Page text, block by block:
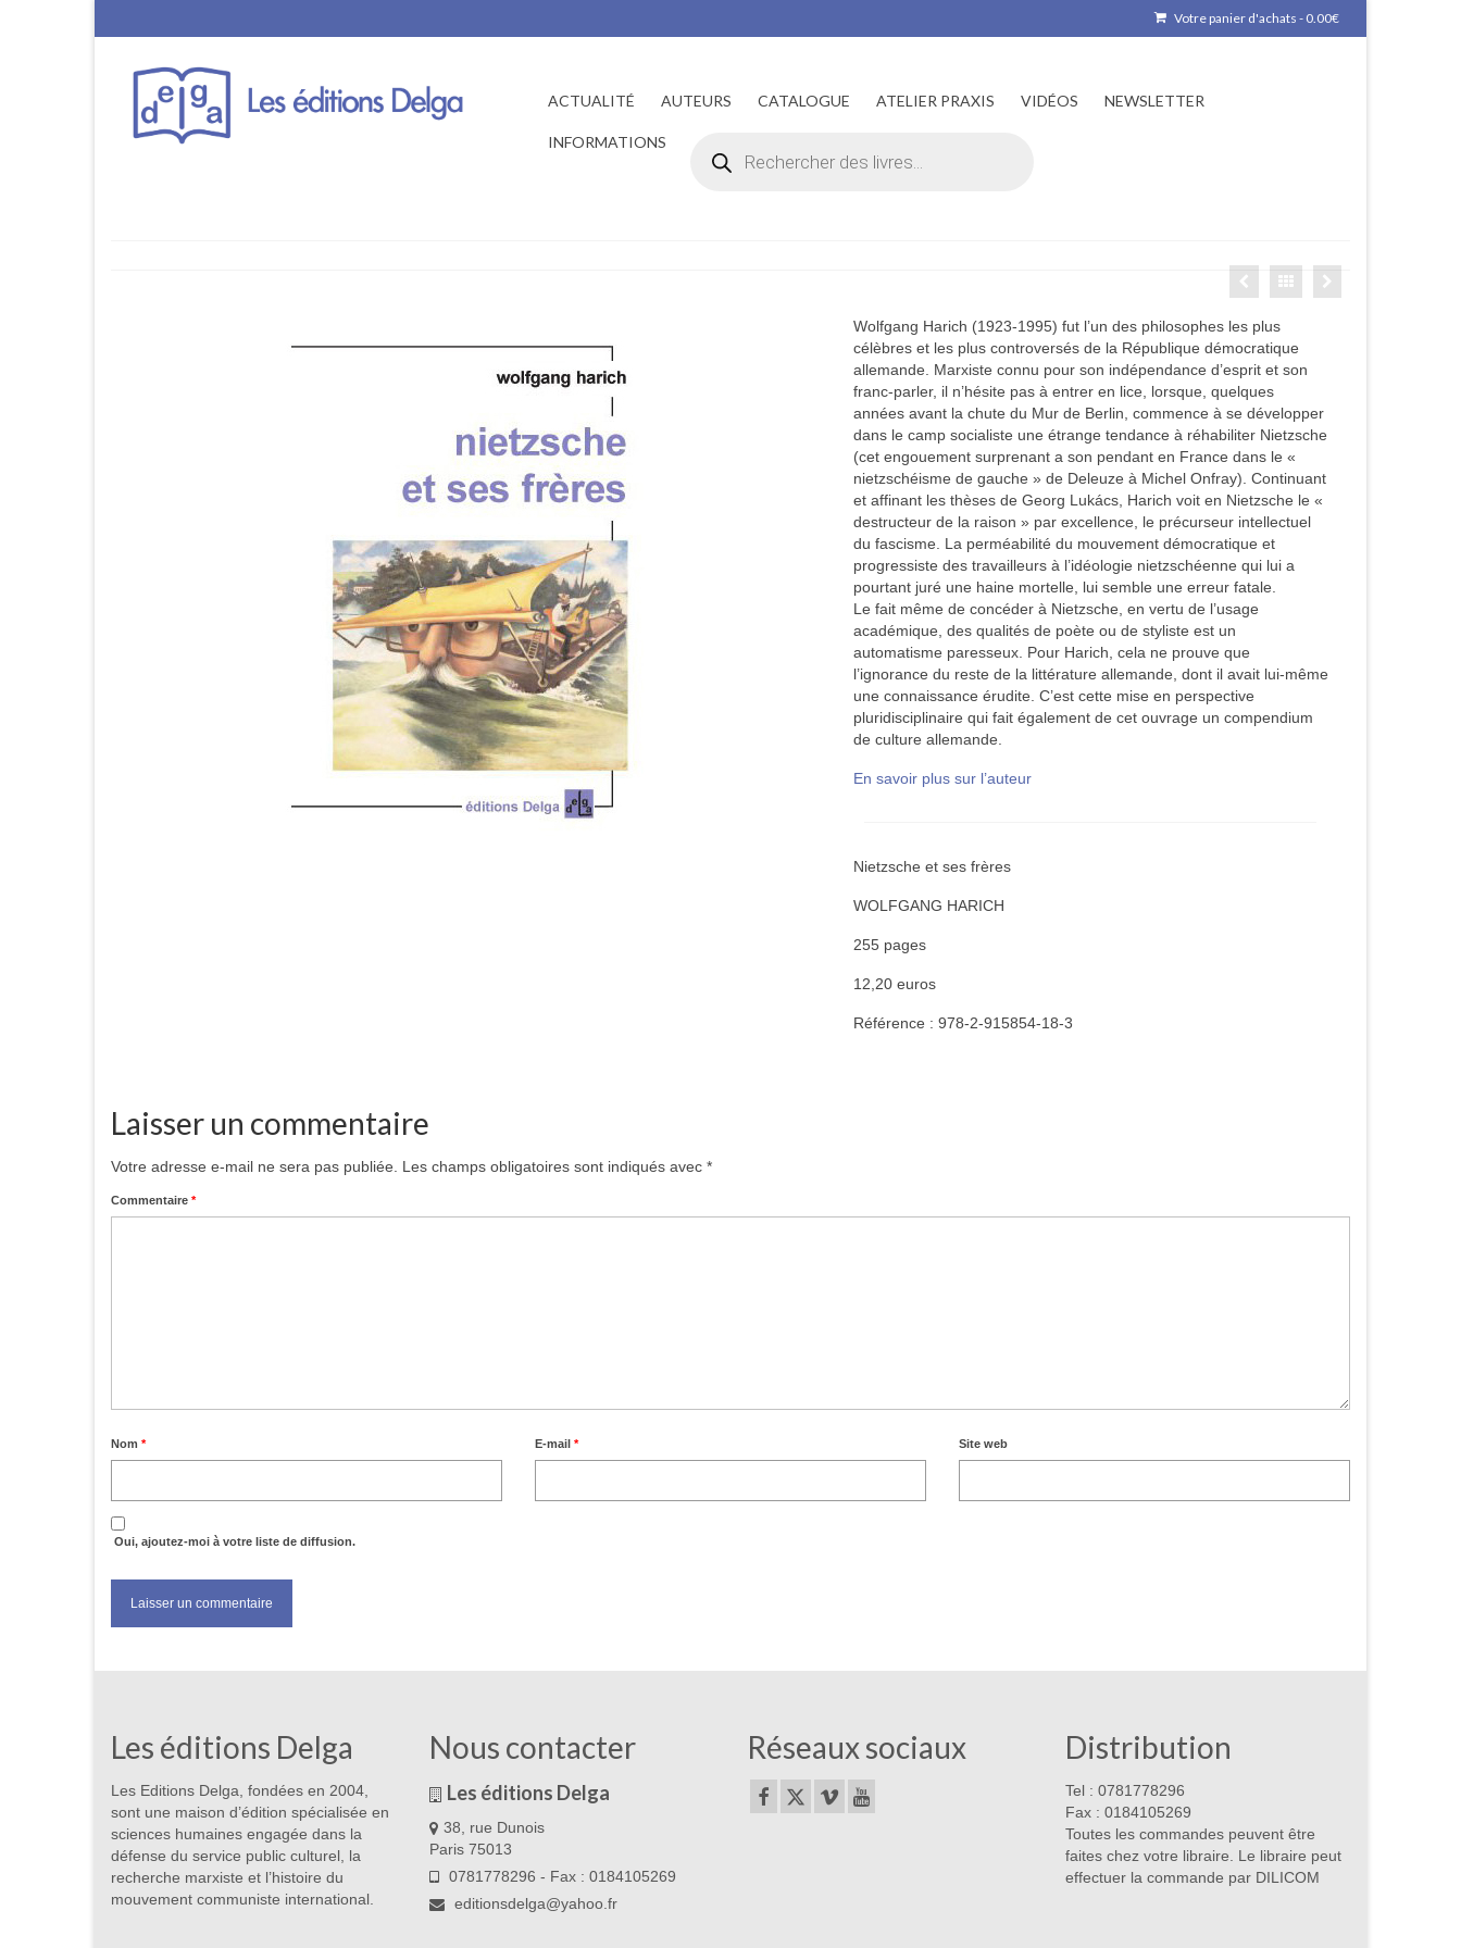
Votre panier d'achats - 0.00€
ACTUALITÉ AUTEURS CATALOGUE ATELIER PRAXIS VIDÉOS NEWSLETTER
INFORMATIONS
produits
Wolfgang Harich (1923-1995) fut l’un des philosophes les plus
célèbres et les plus controversés de la République démocratique
allemande. Marxiste connu pour son indépendance d’esprit et son
franc-parler, il n’hésite pas à entrer en lice, lorsque, quelques
années avant la chute du Mur de Berlin, commence à se développer
dans le camp socialiste une étrange tendance à réhabiliter Nietzsche
(cet engouement surprenant a son pendant en France dans le «
nietzschéisme de gauche » de Deleuze à Michel Onfray). Continuant
et affinant les thèses de Georg Lukács, Harich voit en Nietzsche le «
destructeur de la raison » par excellence, le précurseur intellectuel
du fascisme. La perméabilité du mouvement démocratique et
progressiste des travailleurs à l’idéologie nietzschéenne qui lui a
pourtant juré une haine mortelle, lui semble une erreur fatale.
Le fait même de concéder à Nietzsche, en vertu de l’usage
académique, des qualités de poète ou de styliste est un
automatisme paresseux. Pour Harich, cela ne prouve que
l’ignorance du reste de la littérature allemande, dont il avait lui-même
une connaissance érudite. C’est cette mise en perspective
pluridisciplinaire qui fait également de cet ouvrage un compendium
de culture allemande.
En savoir plus sur l’auteur
Nietzsche et ses frères
WOLFGANG HARICH
255 pages
12,20 euros
Référence : 978-2-915854-18-3
Laisser un commentaire
Votre adresse e-mail ne sera pas publiée. Les champs obligatoires sont indiqués avec *
Commentaire *
Nom * E-mail * Site web
Oui, ajoutez-moi à votre liste de diffusion.
Les éditions Delga
Les Editions Delga, fondées en 2004,
sont une maison d’édition spécialisée en
sciences humaines engagée dans la
défense du service public culturel, la
recherche marxiste et l’histoire du
mouvement communiste international.
Nous contacter
Les éditions Delga
38, rue Dunois
Paris 75013
0781778296 - Fax : 0184105269
editionsdelga@yahoo.fr
Réseaux sociaux Distribution
Tel : 0781778296
Fax : 0184105269
Toutes les commandes peuvent être
faites chez votre libraire. Le libraire peut
effectuer la commande par DILICOM